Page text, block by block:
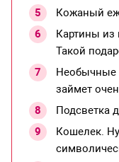
Кожаный
Картины из
Такой
Необычные
займет
Подсветка
Кошелек.